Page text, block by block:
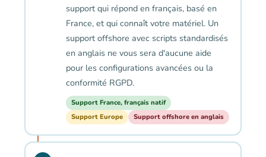
support qui répond en français, basé en
France, et qui connaît votre matériel. Un
support offshore avec scripts standardisés
en anglais ne vous sera d'aucune aide
pour les configurations avancées ou la
conformité RGPD.
Support France, français natif
Support Europe
Support offshore en anglais